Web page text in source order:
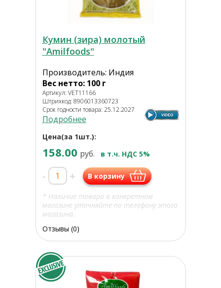
Кумин (зира) молотый
"Amilfoods"
Производитель: Индия
Вес нетто: 100 г
Артикул: VET11166
Штрихкод: 8906013360723
Срок годности товара: 25.12.2027
Подробнее
Цена(за 1шт.):
158.00 руб. в т.ч. НДС 5%
- + В корзину
* Наличие товара в конкретном
магазине уточняйте по телефону этого
магазина.
Отзывы (0)